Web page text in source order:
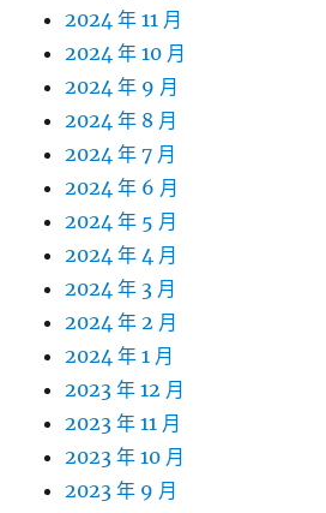
2024 年 11 月
2024 年 10 月
2024 年 9 月
2024 年 8 月
2024 年 7 月
2024 年 6 月
2024 年 5 月
2024 年 4 月
2024 年 3 月
2024 年 2 月
2024 年 1 月
2023 年 12 月
2023 年 11 月
2023 年 10 月
2023 年 9 月